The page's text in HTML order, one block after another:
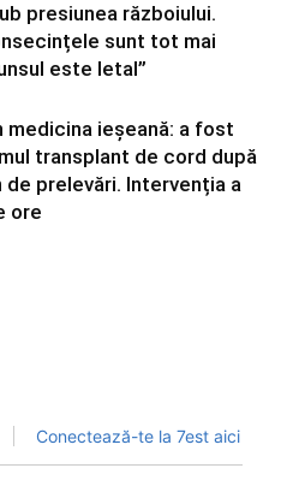
presiunea războiului.
sunt tot mai
este letal”
medicina ieșeană: a fost
transplant de cord după
de prelevări. Intervenția a
ore
Conectează-te la 7est aici